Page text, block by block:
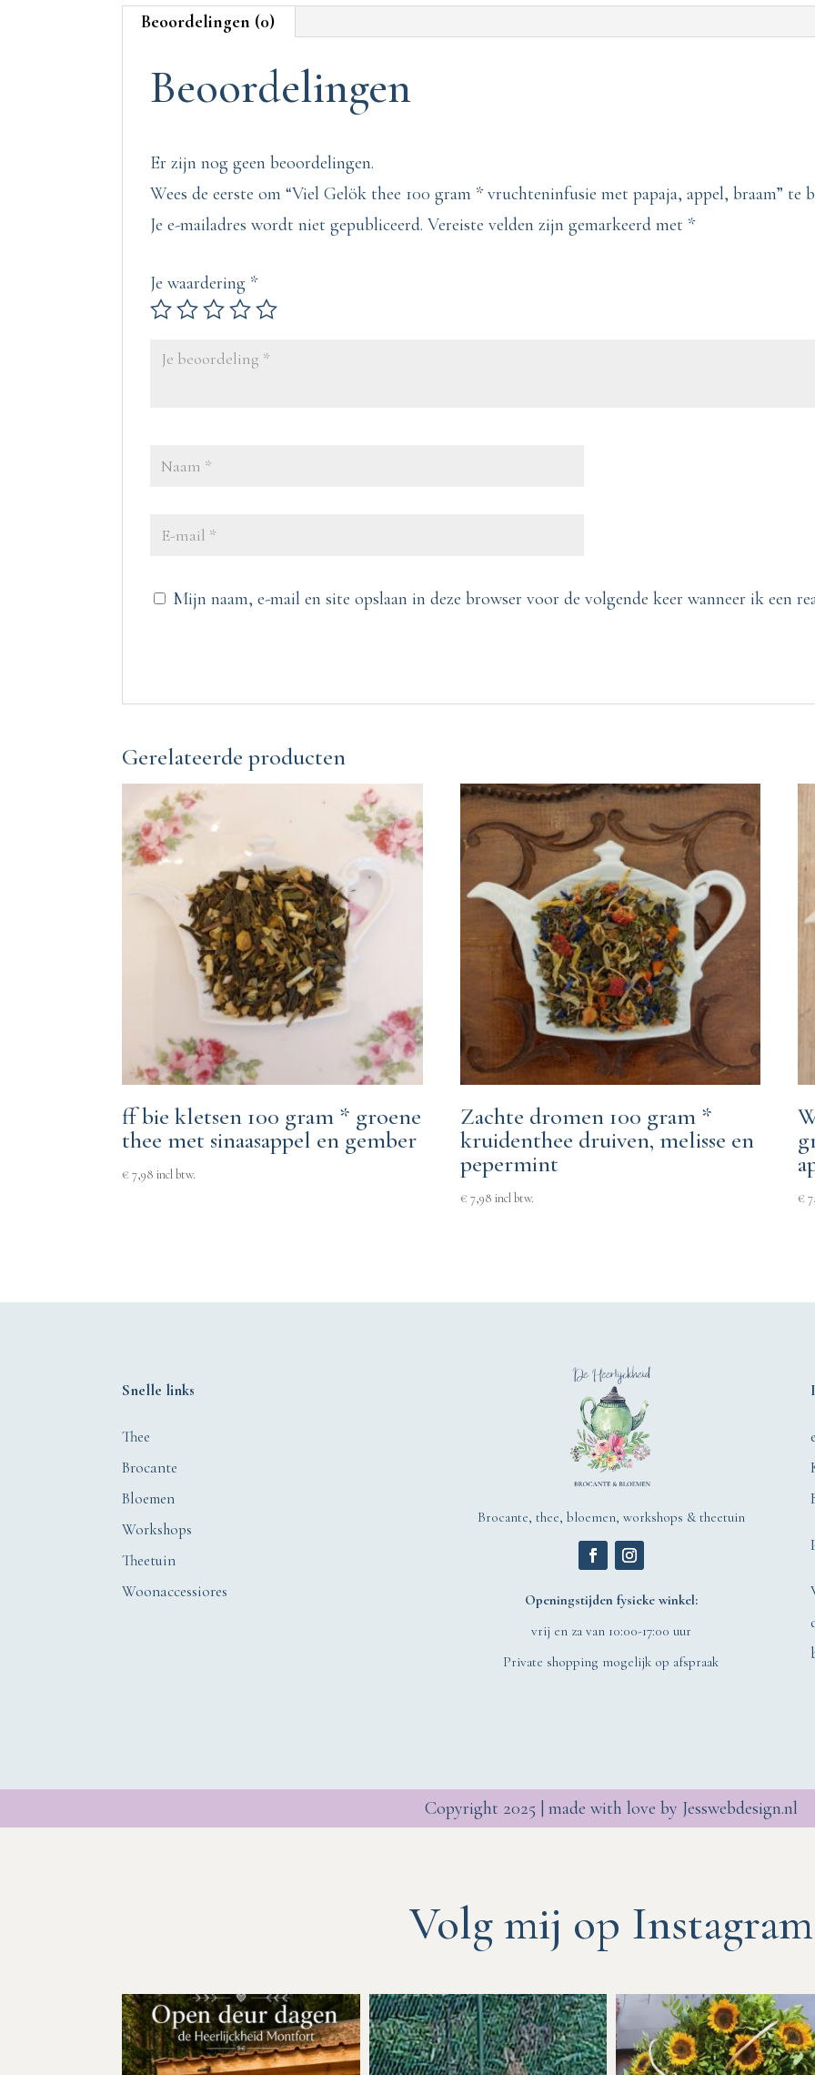
braam
aantal
Beoordelingen (0)
Beoordelingen
Er zijn nog geen beoordelingen.
Wees de eerste om “Viel Gelök thee 100 gram * vruchteninfusie met papaja, appel, braam” te
Je e-mailadres wordt niet gepubliceerd. Vereiste velden zijn gemarkeerd met *
Je waardering *
Mijn naam, e-mail en site opslaan in deze browser voor de volgende keer wanneer ik een
Gerelateerde producten
ff bie kletsen 100 gram * groene
thee met sinaasappel en gember
€7,98 incl btw.
Zachte dromen 100 gram *
kruidenthee druiven, melisse en
pepermint
€7,98 incl btw. €
Snelle links
Thee
Brocante
Bloemen
Workshops
Theetuin
Woonaccessiores
Brocante, thee, bloemen, workshops & theetuin
Openingstijden fysieke winkel:
vrij en za van 10:00-17:00 uur
Private shopping mogelijk op afspraak
Copyright 2025 | made with love by Jesswebdesign.nl
Volg mij op Instagram